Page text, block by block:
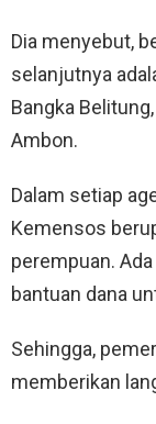
Dia menyebut,
selanjutnya
Bangka
Ambon.
Dalam setiap
Kemensos
perempuan.
bantuan dana
Sehingga,
memberikan